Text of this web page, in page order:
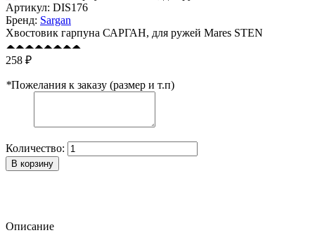
Артикул: DIS176
Бренд: Sargan
Хвостовик гарпуна САРГАН, для ружей Mares STEN
258 ₽
*Пожелания к заказу (размер и т.п)
Количество:
В корзину
Описание